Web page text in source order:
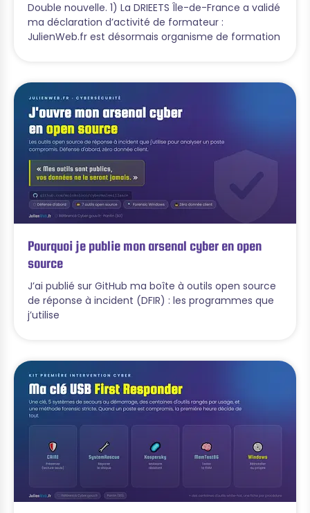
Double nouvelle. 1) La DRIEETS Île-de-France a validé
ma déclaration d’activité de formateur :
JulienWeb.fr est désormais organisme de formation
Pourquoi je publie mon arsenal cyber en open
source
J’ai publié sur GitHub ma boîte à outils open source
de réponse à incident (DFIR) : les programmes que
j’utilise